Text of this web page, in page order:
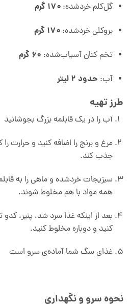
گل‌کلم خردشده: ۱۷۰ گرم
بروکلی خردشده: ۱۷۰ گرم
تخم کتان آسیاب‌شده: ۶۰ گرم
آب: حدود ۲ لیتر
طرز تهیه
آب را در یک قابلمه بزرگ بجوشانید
مرغ و برنج را اضافه کنید و حرارت را
جذب کند.
سبزیجات خردشده و ماهی را به
همه مواد با هم مخلوط شوند.
بعد از اینکه غذا سرد شد، پنیر،
کنید و دوباره مخلوط کنید.
غذای سگ شما آماده‌ی سرو است
نحوه سرو و نگهداری